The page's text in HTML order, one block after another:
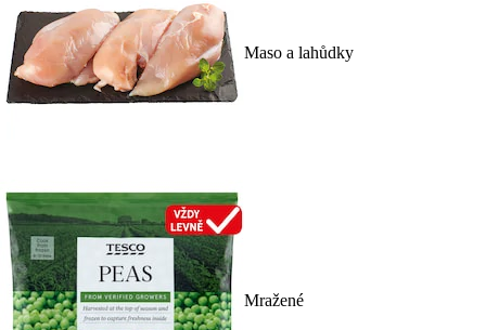
Maso a lahůdky
Mražené